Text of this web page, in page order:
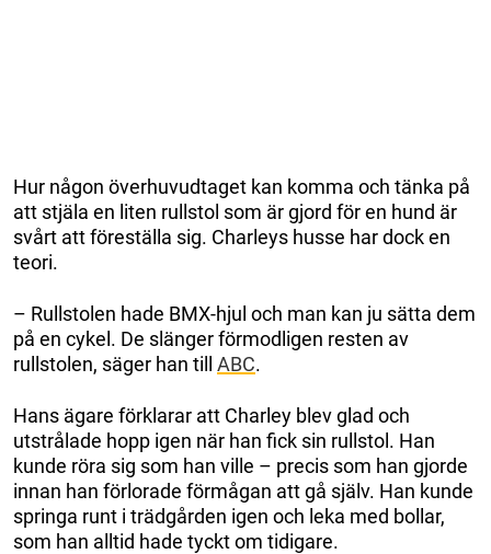
Hur någon överhuvudtaget kan komma och tänka på
att stjäla en liten rullstol som är gjord för en hund är
svårt att föreställa sig. Charleys husse har dock en
teori.
– Rullstolen hade BMX-hjul och man kan ju sätta dem
på en cykel. De slänger förmodligen resten av
rullstolen, säger han till ABC.
Hans ägare förklarar att Charley blev glad och
utstrålade hopp igen när han fick sin rullstol. Han
kunde röra sig som han ville – precis som han gjorde
innan han förlorade förmågan att gå själv. Han kunde
springa runt i trädgården igen och leka med bollar,
som han alltid hade tyckt om tidigare.